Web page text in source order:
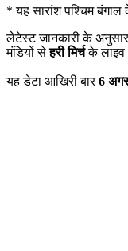
*यह सारांश पश्चिम बंगाल
लेटेस्ट जानकारी के
मंडियों सेहरी मिर्चके लाइव
यह डेटा आखिरी बार6